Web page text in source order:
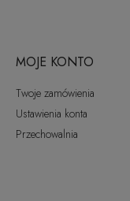
MOJE KONTO
Twoje zamówienia
Ustawienia konta
Przechowalnia